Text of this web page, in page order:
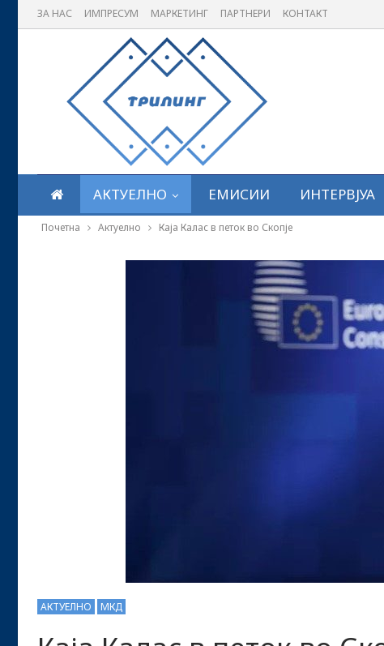
ЗА НАС ИМПРЕСУМ МАРКЕТИНГ ПАРТНЕРИ КОНТАКТ
АКТУЕЛНО ЕМИСИИ ИНТЕРВЈУА
Почетна Актуелно Каја Калас в петок во Скопје
АКТУЕЛНО МКД